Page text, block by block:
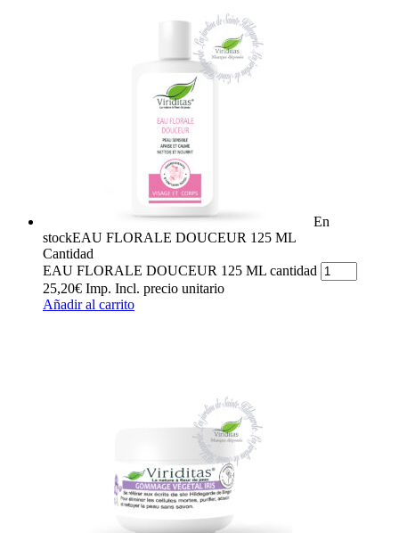
En
stockEAU FLORALE DOUCEUR 125 ML
Cantidad
EAU FLORALE DOUCEUR 125 ML cantidad
25,20€ Imp. Incl. precio unitario
Añadir al carrito